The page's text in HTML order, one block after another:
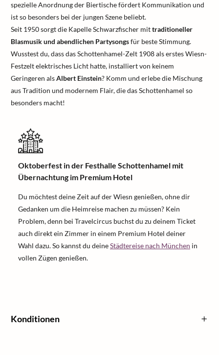
spezielle Anordnung der Biertische fördert Kommunikation und
ist so besonders bei der jungen Szene beliebt.
Seit 1950 sorgt die Kapelle Schwarzfischer mittraditioneller
Blasmusik und abendlichen Partysongsfür beste Stimmung.
Wusstest du, dass das Schottenhamel-Zelt 1908 als erstes Wiesn-
Festzelt elektrisches Licht hatte, installiert von keinem
Geringeren alsAlbert Einstein? Komm und erlebe die Mischung
aus Tradition und modernem Flair, die das Schottenhamel so
besonders macht!
Oktoberfest in der Festhalle Schottenhamel mit
Übernachtung im Premium Hotel
Du möchtest deine Zeit auf der Wiesn genießen, ohne dir
Gedanken um die Heimreise machen zu müssen? Kein
Problem, denn bei Travelcircus buchst du zu deinem Ticket
auch direkt ein Zimmer in einem Premium Hotel deiner
Wahl dazu. So kannst du deineStädtereise nach München in
vollen Zügen genießen.
Konditionen